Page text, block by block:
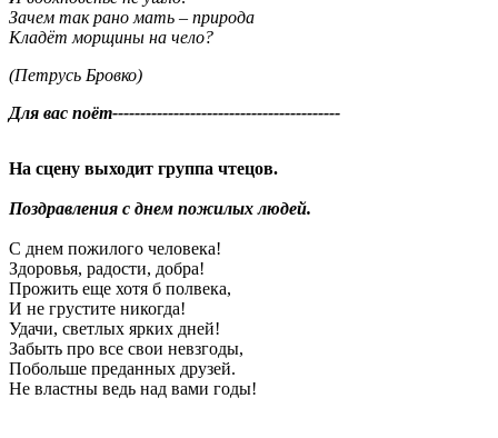
Зачем так рано мать – природа
Кладёт морщины на чело?
(Петрусь Бровко)
Для вас поёт-----------------------------------------
На сцену выходит группа чтецов.
Поздравления с днем пожилых людей.
С днем пожилого человека!
Здоровья, радости, добра!
Прожить еще хотя б полвека,
И не грустите никогда!
Удачи, светлых ярких дней!
Забыть про все свои невзгоды,
Побольше преданных друзей.
Не властны ведь над вами годы!